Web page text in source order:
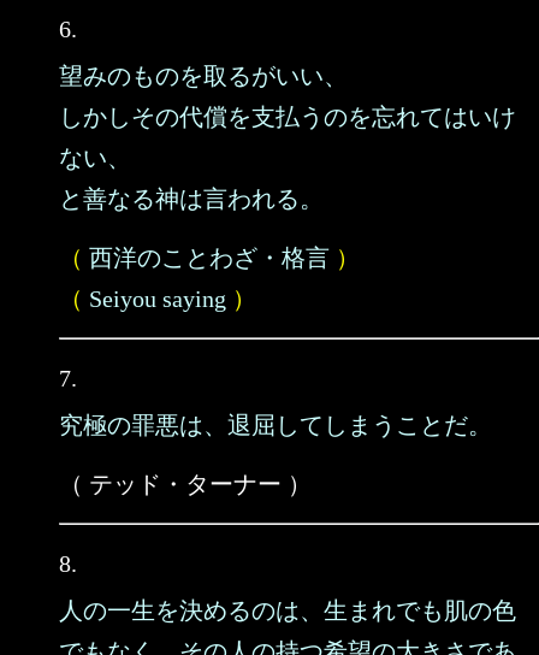
6.
望みのものを取るがいい、
しかしその代償を支払うのを忘れてはいけ
ない、
と善なる神は言われる。
（ 西洋のことわざ・格言 ）
（ Seiyou saying ）
7.
究極の罪悪は、退屈してしまうことだ。
（ テッド・ターナー ）
8.
人の一生を決めるのは、生まれでも肌の色